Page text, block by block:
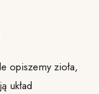
opiszemy zioła,
układ